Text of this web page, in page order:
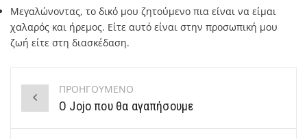
Μεγαλώνοντας, το δικό μου ζητούμενο πια είναι να είμαι
χαλαρός και ήρεμος. Είτε αυτό είναι στην προσωπική μου
ζωή είτε στη διασκέδαση.
Post
navigation
ΠΡΟΗΓΟΥΜΕΝΟ
Ο Jojo που θα αγαπήσουμε